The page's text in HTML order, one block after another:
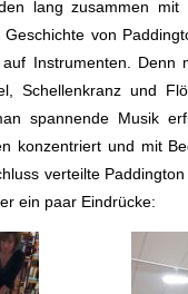
lang zusammen mit
Geschichte von
Instrumenten. Denn
Schellenkranz und
spannende Musik
konzentriert und mit
verteilte
ein paar Eindrücke: